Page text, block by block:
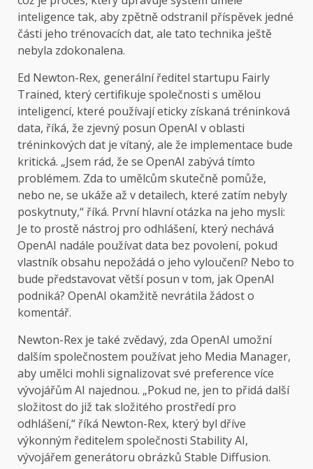
inteligence tak, aby zpětně odstranil příspěvek jedné
části jeho trénovacích dat, ale tato technika ještě
nebyla zdokonalena.
Ed Newton-Rex, generální ředitel startupu Fairly
Trained, který certifikuje společnosti s umělou
inteligencí, které používají eticky získaná tréninková
data, říká, že zjevný posun OpenAI v oblasti
tréninkových dat je vítaný, ale že implementace bude
kritická. „Jsem rád, že se OpenAI zabývá tímto
problémem. Zda to umělcům skutečně pomůže,
nebo ne, se ukáže až v detailech, které zatím nebyly
poskytnuty,“ říká. První hlavní otázka na jeho mysli:
Je to prostě nástroj pro odhlášení, který nechává
OpenAI nadále používat data bez povolení, pokud
vlastník obsahu nepožádá o jeho vyloučení? Nebo to
bude představovat větší posun v tom, jak OpenAI
podniká? OpenAI okamžitě nevrátila žádost o
komentář.
Newton-Rex je také zvědavý, zda OpenAI umožní
dalším společnostem používat jeho Media Manager,
aby umělci mohli signalizovat své preference více
vývojářům AI najednou. „Pokud ne, jen to přidá další
složitost do již tak složitého prostředí pro
odhlášení,“ říká Newton-Rex, který byl dříve
výkonným ředitelem společnosti Stability AI,
vývojářem generátoru obrázků Stable Diffusion.